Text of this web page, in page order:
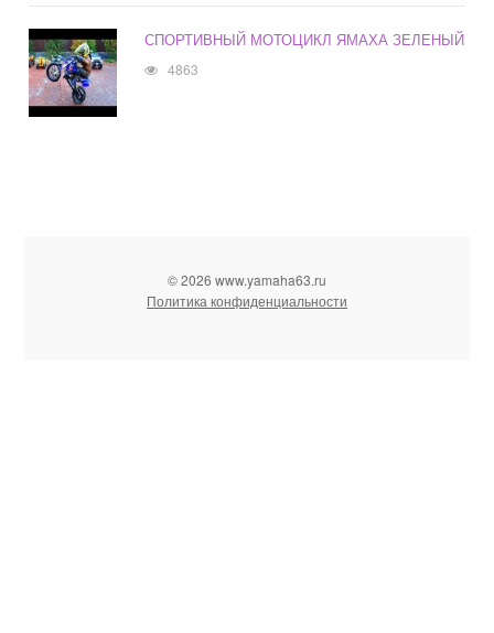
СПОРТИВНЫЙ МОТОЦИКЛ ЯМАХА ЗЕЛЕНЫЙ
4863
© 2026 www.yamaha63.ru
Политика конфиденциальности